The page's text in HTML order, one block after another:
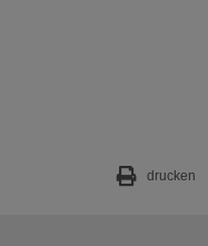
drucken